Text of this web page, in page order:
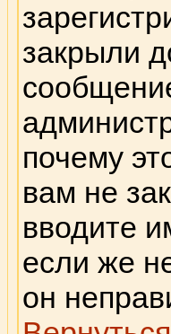
закрыли
почему
вам не
вводите
если же
он